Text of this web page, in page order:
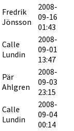
Fredrik
Jönsson
2008-
09-16
01:43
Calle
Lundin
2008-
09-01
13:47
Pär
Ahlgren
2008-
09-03
23:15
Calle
Lundin
2008-
09-04
00:14